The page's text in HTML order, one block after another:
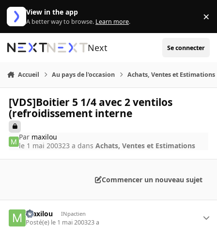
Aller au contenu
View in the app
A better way to browse. Learn more. ×
Next Se connecter
Accueil Au pays de l'occasion Achats, Ventes et Estimations
[VDS]Boitier 5 1/4 avec 2 ventilos
(refroidissement interne
Par maxilou
le 1 mai 200323 a dansAchats, Ventes et Estimations
Commencer un nouveau sujet
maxilou INpactien
Posté(e) le 1 mai 200323 a